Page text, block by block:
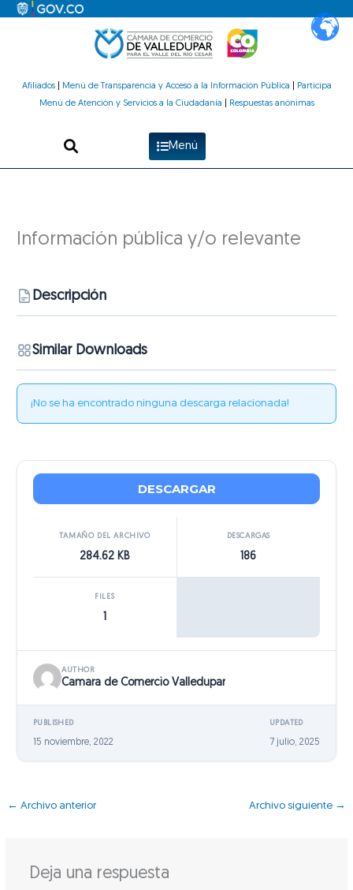
Afiliados| Menú de Transparencia y Acceso a la Información Pública
Participa
Menú de Atención y Servicios a la Ciudadanía
Respuestas anónimas
Menú
Información pública y/o relevante
Descripción
Similar Downloads
¡No se ha encontrado ninguna descarga relacionada!
DESCARGAR
TAMAÑO DEL ARCHIVO
284.62 KB
DESCARGAS
186
FILES
AUTHOR
Camara de Comercio Valledupar
PUBLISHED
15 noviembre, 2022
UPDATED
7 julio, 2025
← Archivo anterior Archivo siguiente →
Deja una respuesta